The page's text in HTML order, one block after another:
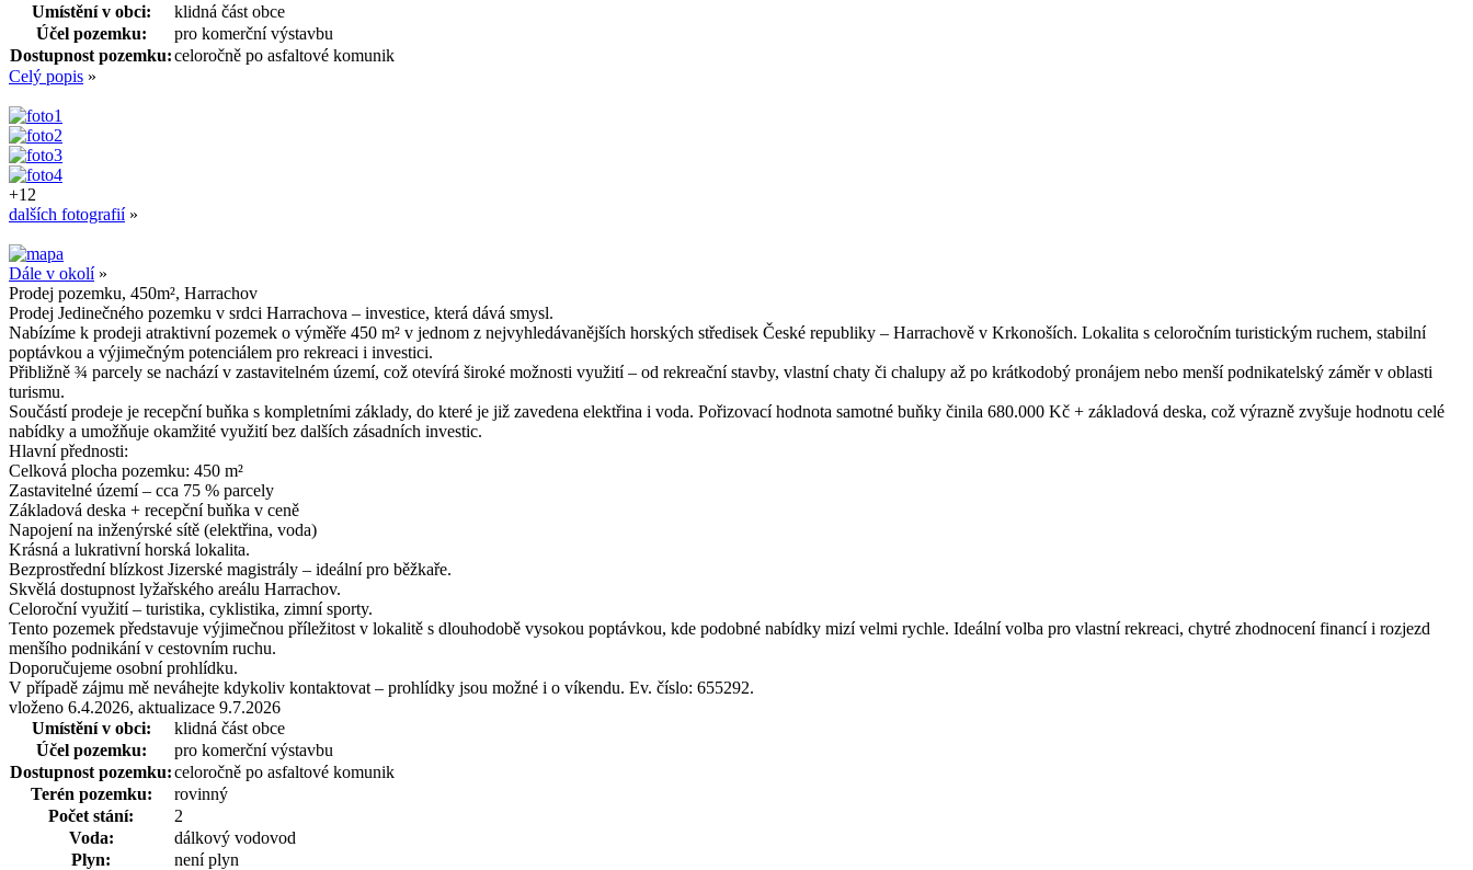
Umístění v obci:
klidná část obce
Účel pozemku:
pro komerční výstavbu
Dostupnost pozemku:celoročně po asfaltové komunik
Celý popis »
+12
dalších fotografií»
Dále v okolí»
Prodej pozemku, 450m², Harrachov
Prodej Jedinečného pozemku v srdci Harrachova – investice, která dává smysl.
Nabízíme k prodeji atraktivní pozemek o výměře 450 m² v jednom z nejvyhledávanějších horských středisek České republiky – Harrachově v Krkonoších. Lokalita s celoročním turistickým ruchem, stabilní
poptávkou a výjimečným potenciálem pro rekreaci i investici.
Přibližně ¾ parcely se nachází v zastavitelném území, což otevírá široké možnosti využití – od rekreační stavby, vlastní chaty či chalupy až po krátkodobý pronájem nebo menší podnikatelský záměr v oblasti
turismu.
Součástí prodeje je recepční buňka s kompletními základy, do které je již zavedena elektřina i voda. Pořizovací hodnota samotné buňky činila 680.000 Kč + základová deska, což výrazně zvyšuje hodnotu celé
nabídky a umožňuje okamžité využití bez dalších zásadních investic.
Hlavní přednosti:
Celková plocha pozemku: 450 m²
Zastavitelné území – cca 75 % parcely
Základová deska + recepční buňka v ceně
Napojení na inženýrské sítě (elektřina, voda)
Krásná a lukrativní horská lokalita.
Bezprostřední blízkost Jizerské magistrály – ideální pro běžkaře.
Skvělá dostupnost lyžařského areálu Harrachov.
Celoroční využití – turistika, cyklistika, zimní sporty.
Tento pozemek představuje výjimečnou příležitost v lokalitě s dlouhodobě vysokou poptávkou, kde podobné nabídky mizí velmi rychle. Ideální volba pro vlastní rekreaci, chytré zhodnocení financí i rozjezd
menšího podnikání v cestovním ruchu.
Doporučujeme osobní prohlídku.
V případě zájmu mě neváhejte kdykoliv kontaktovat – prohlídky jsou možné i o víkendu. Ev. číslo: 655292.
vloženo 6.4.2026, aktualizace 9.7.2026
Umístění v obci:
klidná část obce
Účel pozemku:
pro komerční výstavbu
Dostupnost pozemku:celoročně po asfaltové komunik
Terén pozemku:
rovinný
Počet stání:
2
Voda:
dálkový vodovod
Plyn:
není plyn